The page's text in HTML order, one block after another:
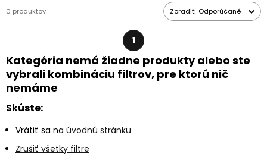
0 produktov Zoradiť: Odporúčané
1
Kategória nemá žiadne produkty alebo ste
vybrali kombináciu filtrov, pre ktorú nič
nemáme
Skúste:
Vrátiť sa na úvodnú stránku
Zrušiť všetky filtre